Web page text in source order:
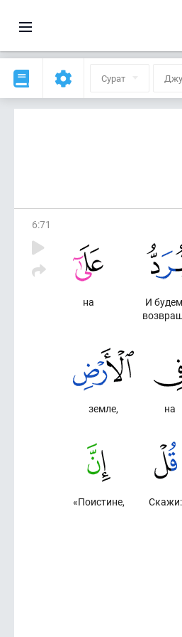
Сурат
6:71
И
на
на
земле,
Скажи:
«Поистине,